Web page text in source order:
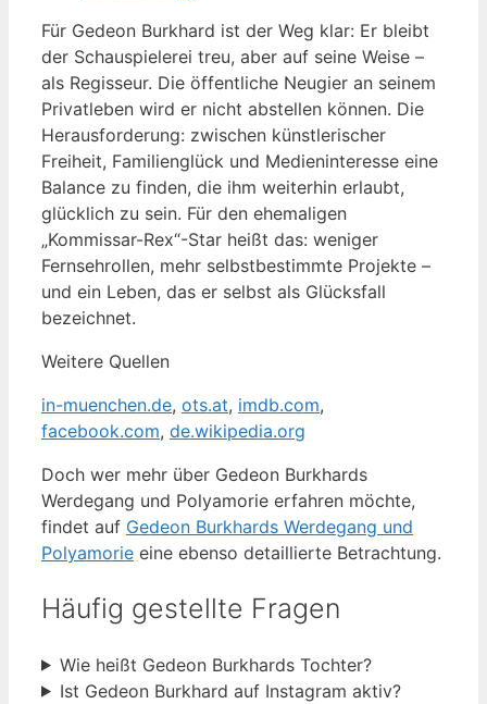
Für Gedeon Burkhard ist der Weg klar: Er bleibt
der Schauspielerei treu, aber auf seine Weise –
als Regisseur. Die öffentliche Neugier an seinem
Privatleben wird er nicht abstellen können. Die
Herausforderung: zwischen künstlerischer
Freiheit, Familienglück und Medieninteresse eine
Balance zu finden, die ihm weiterhin erlaubt,
glücklich zu sein. Für den ehemaligen
„Kommissar-Rex“-Star heißt das: weniger
Fernsehrollen, mehr selbstbestimmte Projekte –
und ein Leben, das er selbst als Glücksfall
bezeichnet.
Weitere Quellen
in-muenchen.de, ots.at, imdb.com,
facebook.com, de.wikipedia.org
Doch wer mehr über Gedeon Burkhards
Werdegang und Polyamorie erfahren möchte,
findet auf Gedeon Burkhards Werdegang und
Polyamorie eine ebenso detaillierte Betrachtung.
Häufig gestellte Fragen
Wie heißt Gedeon Burkhards Tochter?
Ist Gedeon Burkhard auf Instagram aktiv?